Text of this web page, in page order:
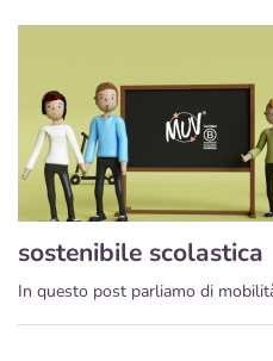
sostenibile scolastica
In questo post parliamo di